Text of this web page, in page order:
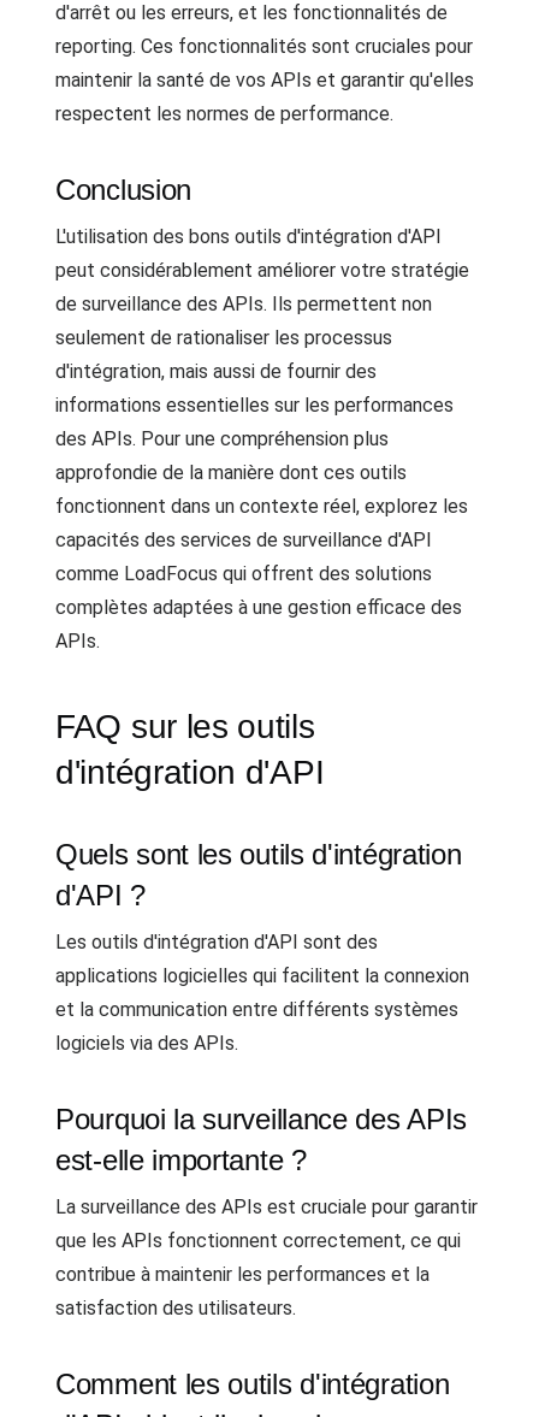
d'arrêt ou les erreurs, et les fonctionnalités de
reporting. Ces fonctionnalités sont cruciales pour
maintenir la santé de vos APIs et garantir qu'elles
respectent les normes de performance.
Conclusion
L'utilisation des bons outils d'intégration d'API
peut considérablement améliorer votre stratégie
de surveillance des APIs. Ils permettent non
seulement de rationaliser les processus
d'intégration, mais aussi de fournir des
informations essentielles sur les performances
des APIs. Pour une compréhension plus
approfondie de la manière dont ces outils
fonctionnent dans un contexte réel, explorez les
capacités des services de surveillance d'API
comme LoadFocus qui offrent des solutions
complètes adaptées à une gestion efficace des
APIs.
FAQ sur les outils
d'intégration d'API
Quels sont les outils d'intégration
d'API ?
Les outils d'intégration d'API sont des
applications logicielles qui facilitent la connexion
et la communication entre différents systèmes
logiciels via des APIs.
Pourquoi la surveillance des APIs
est-elle importante ?
La surveillance des APIs est cruciale pour garantir
que les APIs fonctionnent correctement, ce qui
contribue à maintenir les performances et la
satisfaction des utilisateurs.
Comment les outils d'intégration